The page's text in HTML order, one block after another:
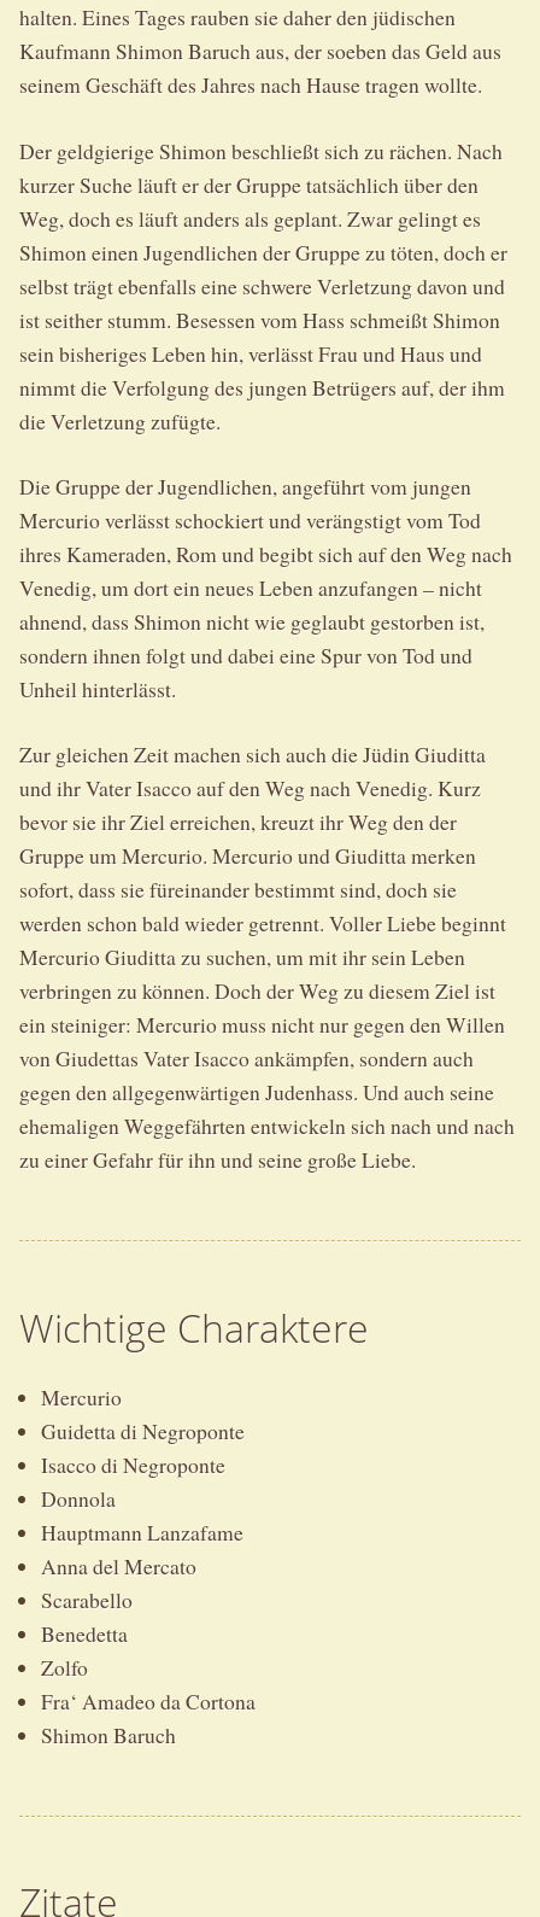
halten. Eines Tages rauben sie daher den jüdischen
Kaufmann Shimon Baruch aus, der soeben das Geld aus
seinem Geschäft des Jahres nach Hause tragen wollte.
Der geldgierige Shimon beschließt sich zu rächen. Nach
kurzer Suche läuft er der Gruppe tatsächlich über den
Weg, doch es läuft anders als geplant. Zwar gelingt es
Shimon einen Jugendlichen der Gruppe zu töten, doch er
selbst trägt ebenfalls eine schwere Verletzung davon und
ist seither stumm. Besessen vom Hass schmeißt Shimon
sein bisheriges Leben hin, verlässt Frau und Haus und
nimmt die Verfolgung des jungen Betrügers auf, der ihm
die Verletzung zufügte.
Die Gruppe der Jugendlichen, angeführt vom jungen
Mercurio verlässt schockiert und verängstigt vom Tod
ihres Kameraden, Rom und begibt sich auf den Weg nach
Venedig, um dort ein neues Leben anzufangen – nicht
ahnend, dass Shimon nicht wie geglaubt gestorben ist,
sondern ihnen folgt und dabei eine Spur von Tod und
Unheil hinterlässt.
Zur gleichen Zeit machen sich auch die Jüdin Giuditta
und ihr Vater Isacco auf den Weg nach Venedig. Kurz
bevor sie ihr Ziel erreichen, kreuzt ihr Weg den der
Gruppe um Mercurio. Mercurio und Giuditta merken
sofort, dass sie füreinander bestimmt sind, doch sie
werden schon bald wieder getrennt. Voller Liebe beginnt
Mercurio Giuditta zu suchen, um mit ihr sein Leben
verbringen zu können. Doch der Weg zu diesem Ziel ist
ein steiniger: Mercurio muss nicht nur gegen den Willen
von Giudettas Vater Isacco ankämpfen, sondern auch
gegen den allgegenwärtigen Judenhass. Und auch seine
ehemaligen Weggefährten entwickeln sich nach und nach
zu einer Gefahr für ihn und seine große Liebe.
Wichtige Charaktere
Mercurio
Guidetta di Negroponte
Isacco di Negroponte
Donnola
Hauptmann Lanzafame
Anna del Mercato
Scarabello
Benedetta
Zolfo
Fra‘ Amadeo da Cortona
Shimon Baruch
Zitate